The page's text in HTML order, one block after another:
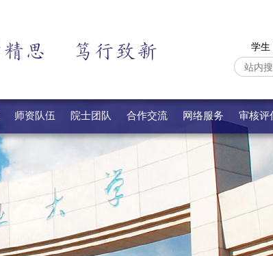
学生
师资队伍 院士团队 合作交流 网络服务 审核评